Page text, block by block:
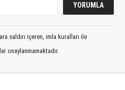
saldırı içeren, imla kuralları ile
onaylanmamaktadır.